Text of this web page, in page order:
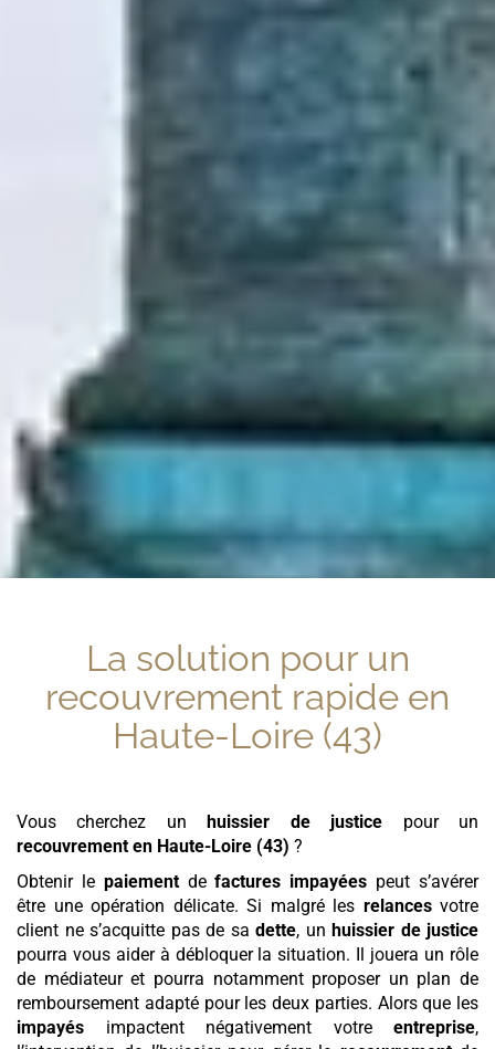
La solution pour un
recouvrement rapide en
Haute-Loire (43)
Vous cherchez unhuissier de justice pour un
recouvrement en Haute-Loire (43) ?
Obtenir le paiementdefactures impayées peut s’avérer
être une opération délicate. Si malgré les relancesvotre
client ne s’acquitte pas de sa dette, un huissier de justice
pourra vous aider à débloquer la situation. Il jouera un rôle
de médiateur et pourra notamment proposer un plan de
remboursement adapté pour les deux parties. Alors que les
impayés impactent négativement votre entreprise,